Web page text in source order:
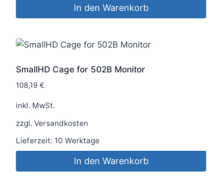
In den Warenkorb
SmallHD Cage for 502B Monitor
108,19 €
inkl. MwSt.
zzgl. Versandkosten
Lieferzeit: 10 Werktage
In den Warenkorb